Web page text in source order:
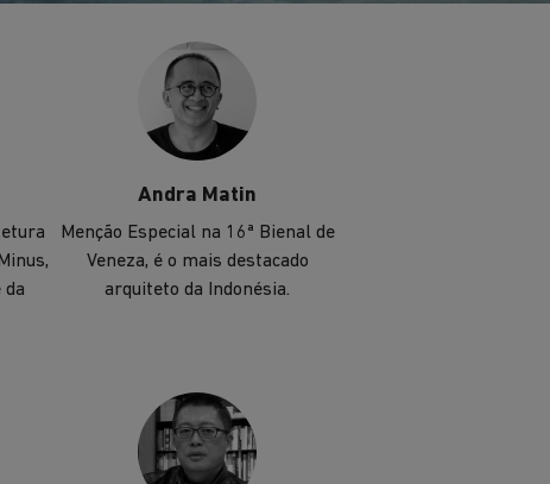
da
Andra Matin
Menção Especial na 16ª Bienal de
Veneza, é o mais destacado
arquiteto da Indonésia.